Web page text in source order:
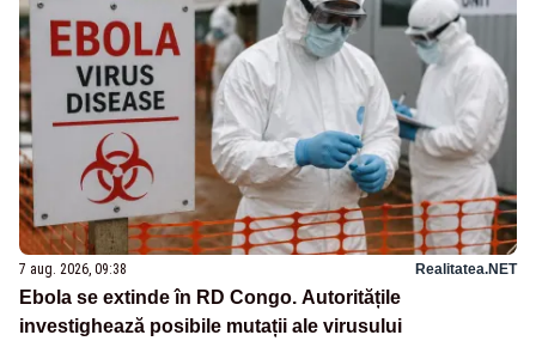
7 aug. 2026, 09:38 Realitatea.NET
Ebola se extinde în RD Congo. Autoritățile
investighează posibile mutații ale virusului